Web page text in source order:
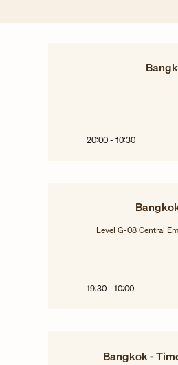
10:30
-
20:00
Level G-08 Central
10:00
-
19:30
Bangkok -